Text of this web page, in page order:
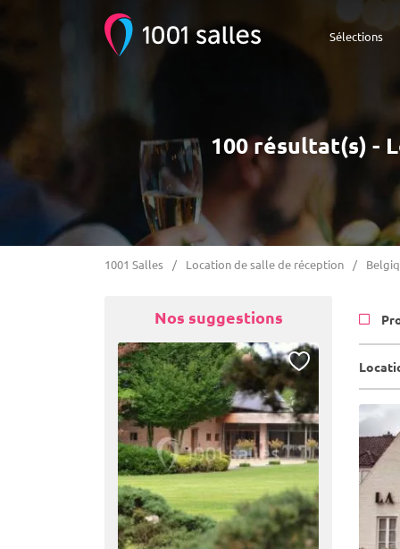
Sélections
100 résultat(s) -
1001 Salles Location de salle de réception
Nos suggestions